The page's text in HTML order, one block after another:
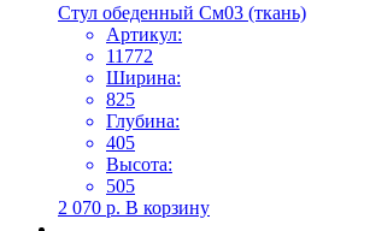
Стул обеденный См03 (ткань)
Артикул:
11772
Ширина:
825
Глубина:
405
Высота:
505
2 070 р. В корзину